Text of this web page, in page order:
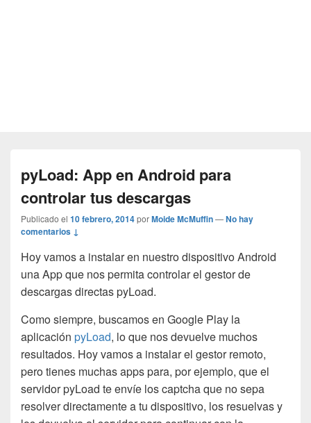
pyLoad: App en Android para
controlar tus descargas
Publicado el 10 febrero, 2014porMoide McMuffin—No hay
comentarios ↓
Hoy vamos a instalar en nuestro dispositivo Android
una App que nos permita controlar el gestor de
descargas directas pyLoad.
Como siempre, buscamos en Google Play la
aplicación pyLoad, lo que nos devuelve muchos
resultados. Hoy vamos a instalar el gestor remoto,
pero tienes muchas apps para, por ejemplo, que el
servidor pyLoad te envíe los captcha que no sepa
resolver directamente a tu dispositivo, los resuelvas y